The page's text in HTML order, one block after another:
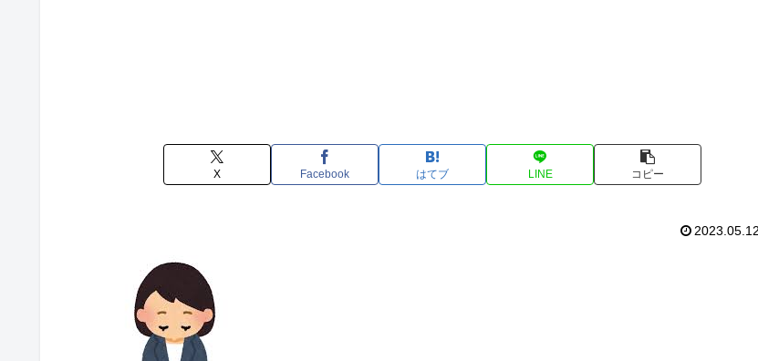
X Facebook はてブ LINE コピー
2023.05.12